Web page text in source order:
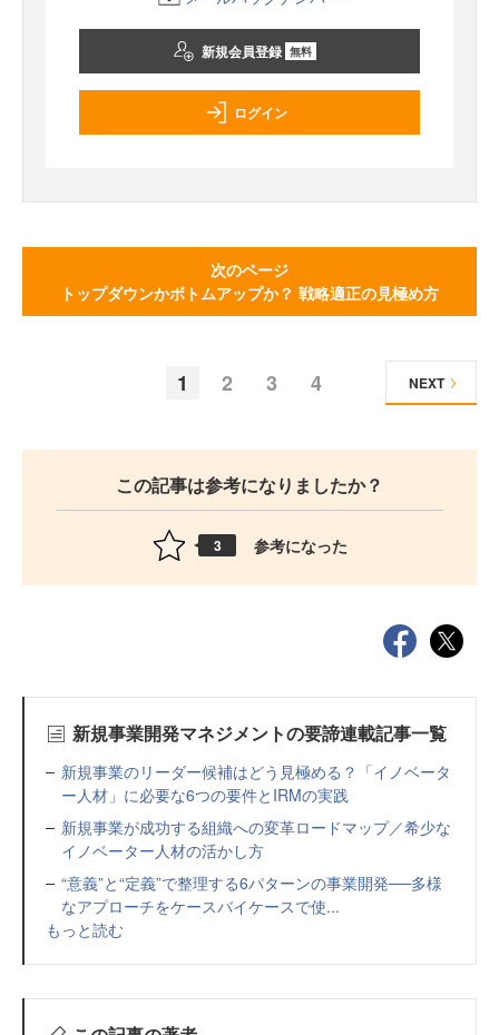
新規会員登録 無料
ログイン
次のページ
トップダウンかボトムアップか？ 戦略適正の見極め方
1 2 3 4 NEXT
この記事は参考になりましたか？
3 参考になった
新規事業開発マネジメントの要諦連載記事一覧
新規事業のリーダー候補はどう見極める？「イノベータ
ー人材」に必要な6つの要件とIRMの実践
新規事業が成功する組織への変革ロードマップ／希少な
イノベーター人材の活かし方
“意義”と“定義”で整理する6パターンの事業開発──多様
なアプローチをケースバイケースで使...
もっと読む